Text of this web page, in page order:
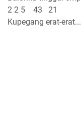
2 2 5 43 21
Kupegang erat-erat...